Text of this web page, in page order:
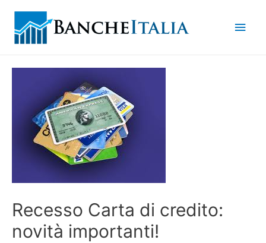
Recesso Carta di credito:
novità importanti!